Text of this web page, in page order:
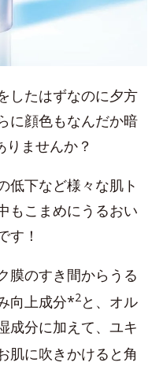
したはずなのに夕方
に顔色もなんだか暗
ませんか？
低下など様々な肌ト
もこまめにうるおい
す！
膜のすき間からうる
向上成分*2と、オル
成分に加えて、ユキ
肌に吹きかけると角